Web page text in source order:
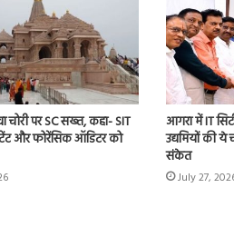
चोरी पर SC सख्त, कहा- SIT
और फोरेंसिक ऑडिटर को
आगरा में IT
उद्यमियों की
संकेत
July 27,